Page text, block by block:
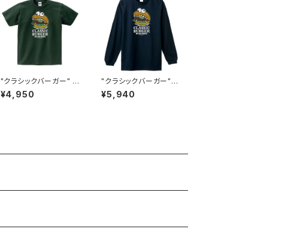
"クラシックバーガー" T
シャツ #BS101048FG
RN
¥4,950
"クラシックバーガー"
長袖Tシャツ #BS2100
48NVY
¥5,940